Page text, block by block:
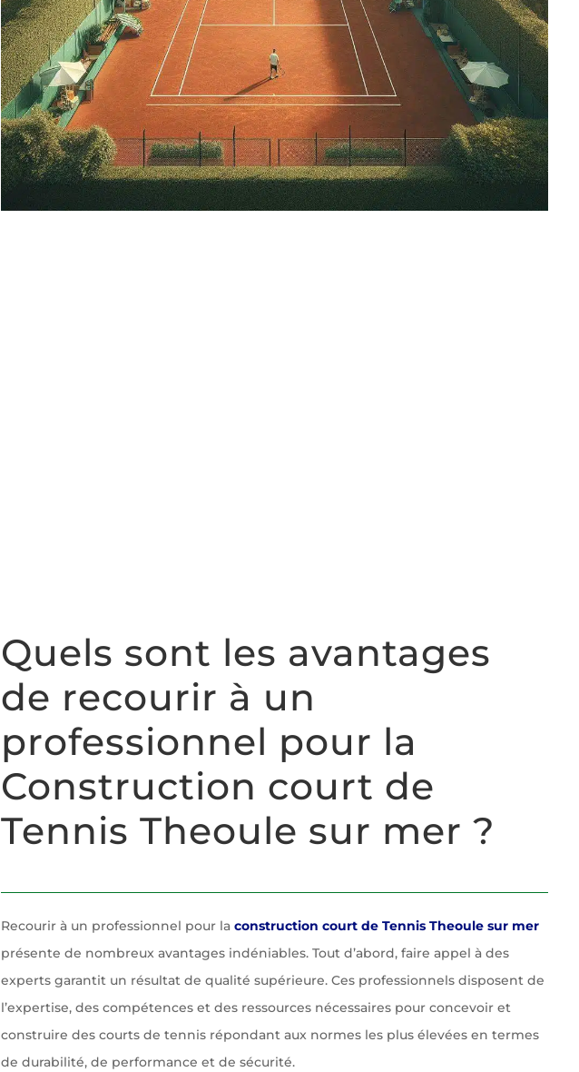
Quels sont les avantages
de recourir à un
professionnel pour la
Construction court de
Tennis Theoule sur mer ?
Recourir à un professionnel pour laconstruction court de Tennis Theoule sur mer
présente de nombreux avantages indéniables. Tout d’abord, faire appel à des
experts garantit un résultat de qualité supérieure. Ces professionnels disposent de
l’expertise, des compétences et des ressources nécessaires pour concevoir et
construire des courts de tennis répondant aux normes les plus élevées en termes
de durabilité, de performance et de sécurité.